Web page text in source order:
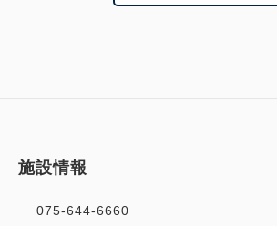
施設情報
075-644-6660